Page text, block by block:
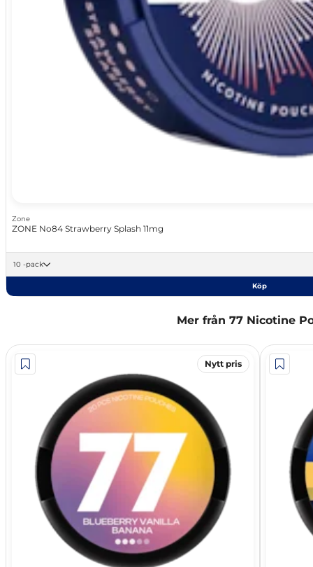
Zone
ZONE No84 Strawberry Splash 11mg
10 -pack
Köp
Mer från 77 Nicotine
Nytt pris